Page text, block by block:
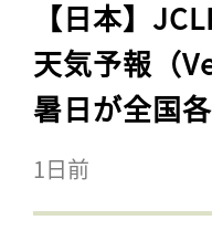
【日本】
天気予報（
暑日が全国
1日前